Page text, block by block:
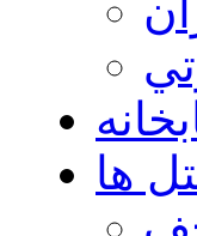
ها